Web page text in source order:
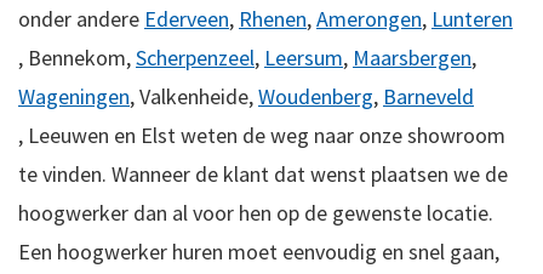
onder andere Ederveen, Rhenen,Amerongen, Lunteren
, Bennekom,Scherpenzeel, Leersum, Maarsbergen,
Wageningen,Valkenheide,Woudenberg, Barneveld
, Leeuwen en Elst weten de weg naar onze showroom
te vinden. Wanneer de klant dat wenst plaatsen we de
hoogwerker dan al voor hen op de gewenste locatie.
Een hoogwerker huren moet eenvoudig en snel gaan,